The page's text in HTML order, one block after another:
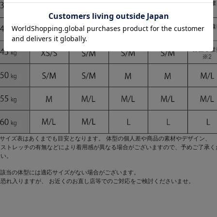
イズを選ぶことの最大のメリットは、ドレスが体型にピタッと沿うことで、小柄
の繊細なボディラインを最大限に生かし、よりセクシーで洗練された印象を演出
です。
丈の美しさ：長すぎず、野暮ったくならない理想的なミニ丈が叶い、脚長効果を
引き出します。
エストのくびれ：余分なゆとりがないため、本来のウエストラインが強調され、
のあるスタイルが際立ちます。
奢な肩のライン：肩幅や袖のサイズがジャストフィットし、華奢で守ってあげた
うな魅力をアピールできます。
ズに不安がある方も、デザインの選び方でさらに魅力を引き立てることができま
スタイルアップを狙うなら
バストに自信がなくても：『セットアップドレス』で腹見せをしたり、胸あきデザ
イズ表はあくまでも目安となります。 体型の個人差や商品の素材やデザイン、
ストレッチの有無などにより着用感が異なる場合がございますので、予めご了承く
い。
当の体型には適応サイズがない場合がございます。
恐れ入りますが、 お近くのお直し店等でのご対応をご検討くださいませ。